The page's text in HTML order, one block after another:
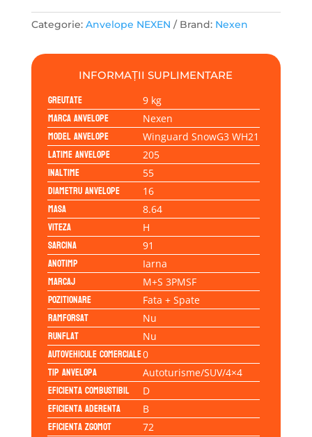
WH21
91H
Categorie: Anvelope NEXEN Brand: Nexen
INFORMAȚII SUPLIMENTARE
Greutate 9 kg
Marca anvelope Nexen
Model anvelope Winguard SnowG3 WH21
Latime anvelope 205
Inaltime 55
Diametru anvelope 16
Masa 8.64
Viteza H
Sarcina 91
Anotimp Iarna
Marcaj M+S 3PMSF
Pozitionare Fata + Spate
Ramforsat Nu
Runflat Nu
Autovehicule comerciale0
Tip anvelopa Autoturisme/SUV/4×4
Eficienta Combustibil D
Eficienta Aderenta B
Eficienta Zgomot 72